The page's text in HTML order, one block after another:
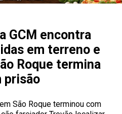
GCM encontra
em terreno e
Roque termina
prisão
São Roque terminou com